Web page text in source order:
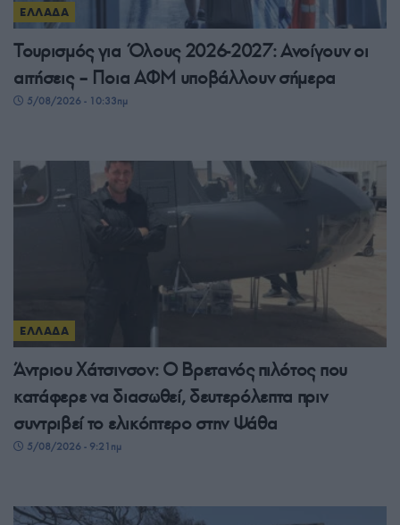
ΕΛΛΑΔΑ
Τουρισμός για Όλους 2026-2027: Ανοίγουν οι
αιτήσεις – Ποια ΑΦΜ υποβάλλουν σήμερα
5/08/2026 - 10:33πμ
ΕΛΛΑΔΑ
Άντριου Χάτσινσον: Ο Βρετανός πιλότος που
κατάφερε να διασωθεί, δευτερόλεπτα πριν
συντριβεί το ελικόπτερο στην Ψάθα
5/08/2026 - 9:21πμ